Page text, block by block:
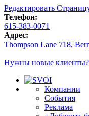
Редактировать
Телефон:
615-383-0071
Адрес:
Thompson Lane 718,
Нужны новые клиенты?
Компании
События
Реклама